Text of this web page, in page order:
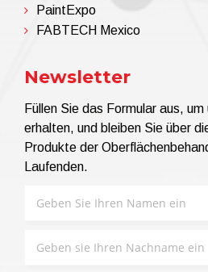
PaintExpo
FABTECH Mexico
Newsletter
Füllen Sie das Formular aus,
erhalten, und bleiben Sie über
Produkte der
Laufenden.